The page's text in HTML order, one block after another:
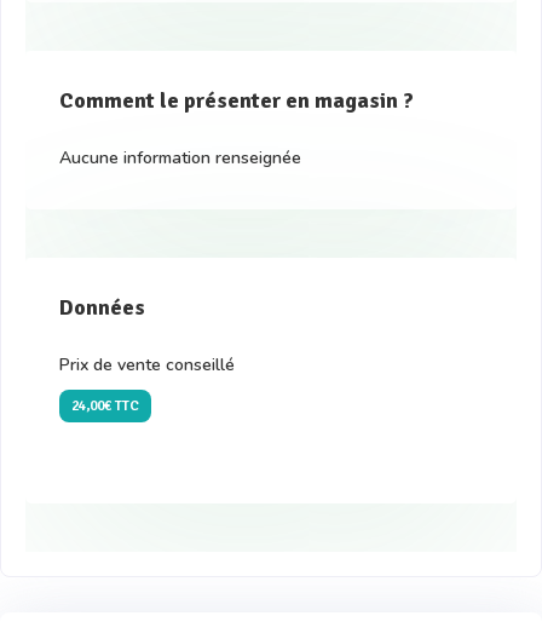
Comment le présenter en magasin ?
Aucune information renseignée
Données
Prix de vente conseillé
24,00€ TTC